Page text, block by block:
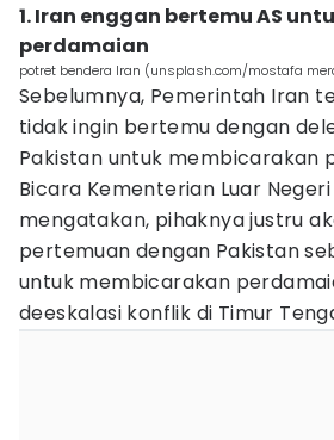
1. Iran enggan bertemu AS
perdamaian
potret bendera Iran (unsplash.com/mostafa
Sebelumnya, Pemerintah Iran
tidak ingin bertemu dengan
Pakistan untuk membicarakan
Bicara Kementerian Luar Negeri
mengatakan, pihaknya justru
pertemuan dengan Pakistan
untuk membicarakan
deeskalasi konflik di Timur